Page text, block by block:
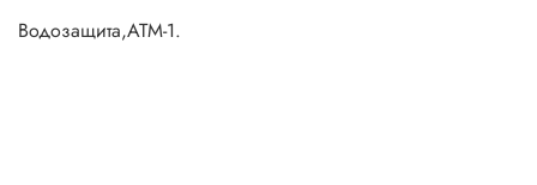
Водозащита,АТМ-1.